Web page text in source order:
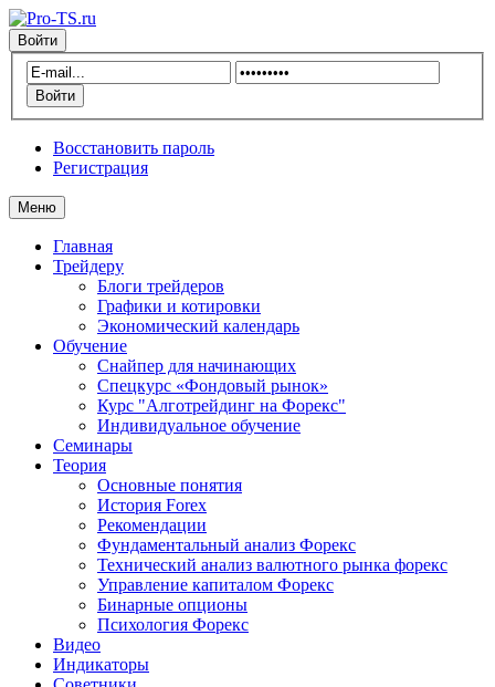
Войти
Восстановить пароль
Регистрация
Меню
Главная
Трейдеру
Блоги трейдеров
Графики и котировки
Экономический календарь
Обучение
Снайпер для начинающих
Спецкурс «Фондовый рынок»
Курс "Алготрейдинг на Форекс"
Индивидуальное обучение
Семинары
Теория
Основные понятия
История Forex
Рекомендации
Фундаментальный анализ Форекс
Технический анализ валютного рынка форекс
Управление капиталом Форекс
Бинарные опционы
Психология Форекс
Видео
Индикаторы